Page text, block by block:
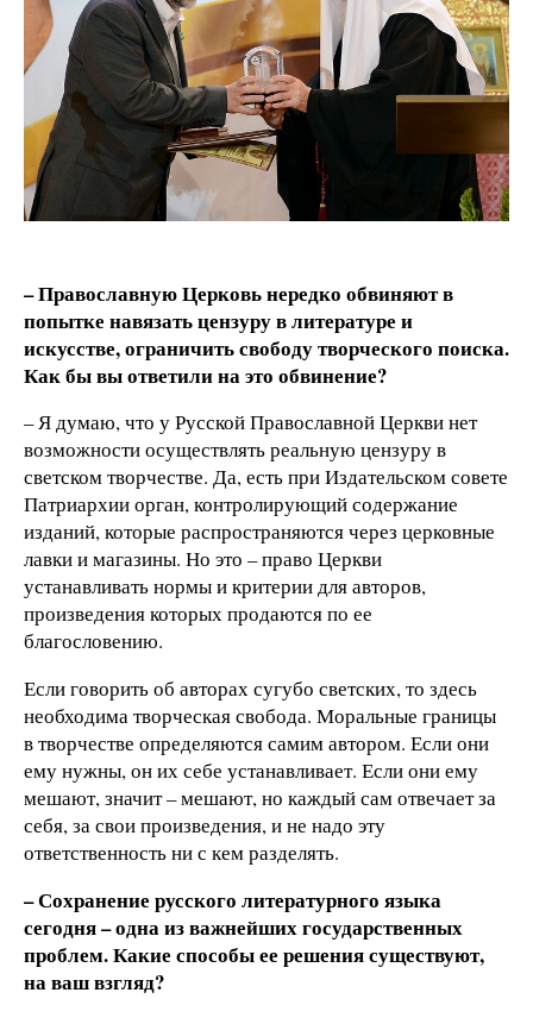
– Православную Церковь нередко обвиняют в
попытке навязать цензуру в литературе и
искусстве, ограничить свободу творческого поиска.
Как бы вы ответили на это обвинение?
– Я думаю, что у Русской Православной Церкви нет
возможности осуществлять реальную цензуру в
светском творчестве. Да, есть при Издательском совете
Патриархии орган, контролирующий содержание
изданий, которые распространяются через церковные
лавки и магазины. Но это – право Церкви
устанавливать нормы и критерии для авторов,
произведения которых продаются по ее
благословению.
Если говорить об авторах сугубо светских, то здесь
необходима творческая свобода. Моральные границы
в творчестве определяются самим автором. Если они
ему нужны, он их себе устанавливает. Если они ему
мешают, значит – мешают, но каждый сам отвечает за
себя, за свои произведения, и не надо эту
ответственность ни с кем разделять.
– Сохранение русского литературного языка
сегодня – одна из важнейших государственных
проблем. Какие способы ее решения существуют,
на ваш взгляд?